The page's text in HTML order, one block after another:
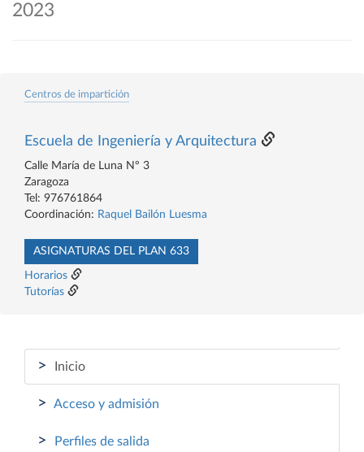
2023
Centros de impartición
Escuela de Ingeniería y Arquitectura
Calle María de Luna Nº 3
Zaragoza
Tel: 976761864
Coordinación: Raquel Bailón Luesma
ASIGNATURAS DEL PLAN 633
Horarios
Tutorías
> Inicio
> Acceso y admisión
> Perfiles de salida